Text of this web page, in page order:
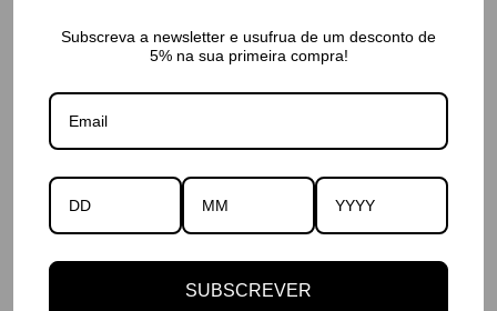
Subscreva a newsletter e usufrua de um desconto de
5% na sua primeira compra!
SUBSCREVER